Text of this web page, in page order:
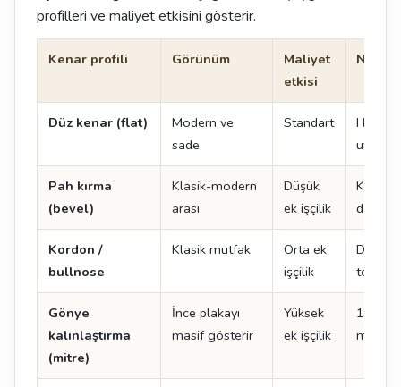
profilleri ve maliyet etkisini gösterir.
Kenar profili Görünüm
Maliyet
etkisi
Not
Düz kenar (flat)
Modern ve
sade
Standart
Her
Pah kırma
(bevel)
Klasik-modern
arası
Düşük
ek işçilik
Kenar
Kordon /
bullnose
Klasik mutfak
Orta ek
işçilik
Doğal
tercih
Gönye
kalınlaştırma
(mitre)
İnce plakayı
masif gösterir
Yüksek
ek işçilik
12
mm